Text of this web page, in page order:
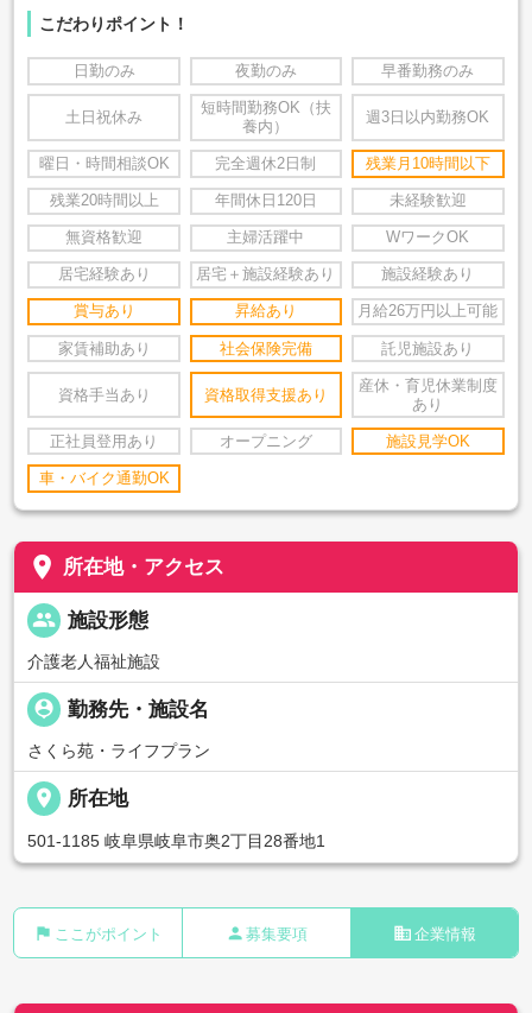
こだわりポイント！
日勤のみ 夜勤のみ 早番勤務のみ
土日祝休み
短時間勤務OK（扶
養内）
週3日以内勤務OK
曜日・時間相談OK 完全週休2日制 残業月10時間以下
残業20時間以上 年間休日120日 未経験歓迎
無資格歓迎 主婦活躍中 WワークOK
居宅経験あり 居宅＋施設経験あり 施設経験あり
賞与あり 昇給あり 月給26万円以上可能
家賃補助あり 社会保険完備 託児施設あり
資格手当あり 資格取得支援あり
産休・育児休業制度
あり
正社員登用あり オープニング 施設見学OK
車・バイク通勤OK
place 所在地・アクセス
people 施設形態
介護老人福祉施設
person_pin 勤務先・施設名
さくら苑・ライフプラン
place 所在地
501-1185 岐阜県岐阜市奥2丁目28番地1
flag ここがポイント person 募集要項 business 企業情報